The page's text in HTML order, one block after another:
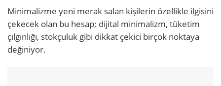
Minimalizme yeni merak salan kişilerin özellikle ilgisini
çekecek olan bu hesap; dijital minimalizm, tüketim
çılgınlığı, stokçuluk gibi dikkat çekici birçok noktaya
değiniyor.